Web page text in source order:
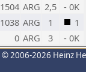
1504 ARG 2,5
- 0K
1038 ARG 1
1
0 ARG 3 - 0K
© 2006-2026 Heinz